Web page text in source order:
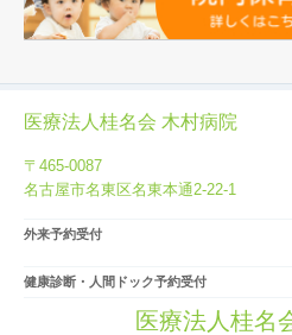
医療法人桂名会 木村病院
〒465-0087
名古屋市名東区名東本通2-22-1
外来予約受付
健康診断・人間ドック予約受付
医療法人桂名